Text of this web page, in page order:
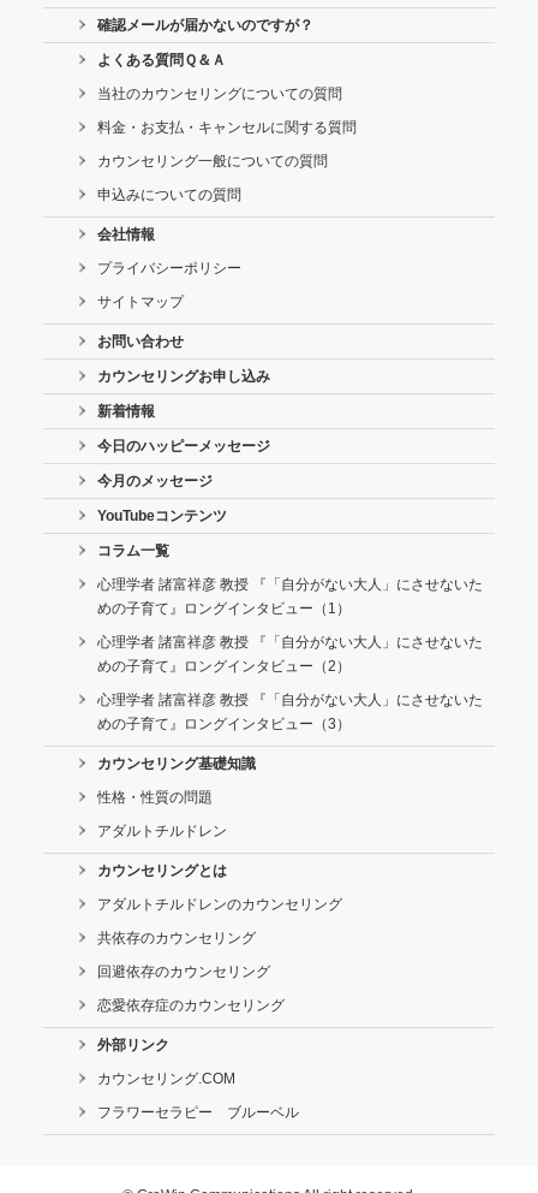
確認メールが届かないのですが？
よくある質問Ｑ＆Ａ
当社のカウンセリングについての質問
料金・お支払・キャンセルに関する質問
カウンセリング一般についての質問
申込みについての質問
会社情報
プライバシーポリシー
サイトマップ
お問い合わせ
カウンセリングお申し込み
新着情報
今日のハッピーメッセージ
今月のメッセージ
YouTubeコンテンツ
コラム一覧
心理学者 諸富祥彦 教授 『「自分がない大人」にさせないた
めの子育て』ロングインタビュー（1）
心理学者 諸富祥彦 教授 『「自分がない大人」にさせないた
めの子育て』ロングインタビュー（2）
心理学者 諸富祥彦 教授 『「自分がない大人」にさせないた
めの子育て』ロングインタビュー（3）
カウンセリング基礎知識
性格・性質の問題
アダルトチルドレン
カウンセリングとは
アダルトチルドレンのカウンセリング
共依存のカウンセリング
回避依存のカウンセリング
恋愛依存症のカウンセリング
外部リンク
カウンセリング.COM
フラワーセラピー ブルーベル